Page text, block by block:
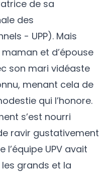
de sa
des
- UPP). Mais
et d’épouse
son mari vidéaste
menant cela de
qui l’honore.
s’est nourri
ravir gustativement
UPV avait
grands et la